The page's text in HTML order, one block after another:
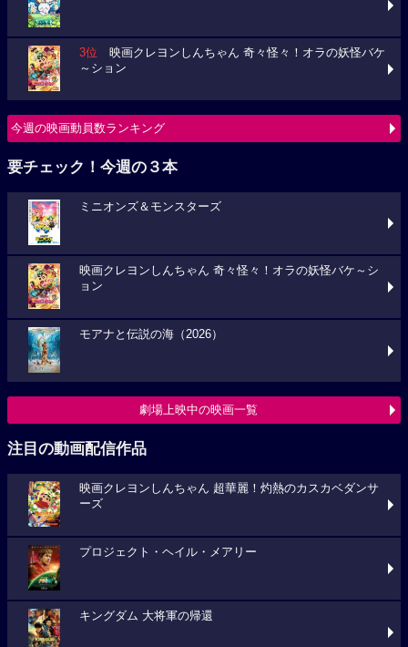
3位 映画クレヨンしんちゃん 奇々怪々！オラの妖怪バケ
～ション
今週の映画動員数ランキング
要チェック！今週の３本
ミニオンズ＆モンスターズ
映画クレヨンしんちゃん 奇々怪々！オラの妖怪バケ～シ
ョン
モアナと伝説の海（2026）
劇場上映中の映画一覧
注目の動画配信作品
映画クレヨンしんちゃん 超華麗！灼熱のカスカベダンサ
ーズ
プロジェクト・ヘイル・メアリー
キングダム 大将軍の帰還